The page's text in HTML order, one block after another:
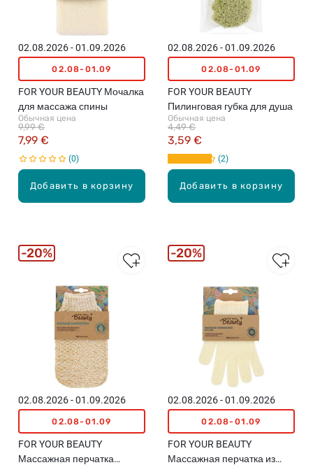
Добавить в корзину
02.08.2026 - 01.09.2026
02.08-01.09
FOR YOUR BEAUTY Мочалка
для массажа спины
Обычная цена
7,99 €
9,99 €
0
Добавить в корзину
02.08.2026 - 01.09.2026
02.08-01.09
FOR YOUR BEAUTY
Пилинговая губка для душа
Обычная цена
3,59 €
4,49 €
2
02.08.2026 - 01.09.2026
02.08-01.09
FOR YOUR BEAUTY
Массажная перчатка
20%
02.08.2026 - 01.09.2026
02.08-01.09
FOR YOUR BEAUTY
Массажная перчатка из
20%